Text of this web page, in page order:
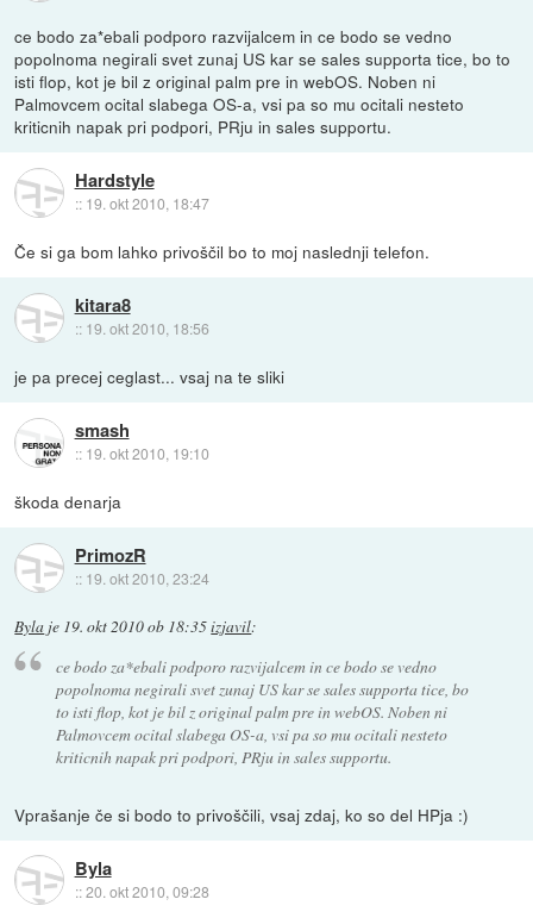
ce bodo za*ebali podporo razvijalcem in ce bodo se vedno
popolnoma negirali svet zunaj US kar se sales supporta tice, bo to
isti flop, kot je bil z original palm pre in webOS. Noben ni
Palmovcem ocital slabega OS-a, vsi pa so mu ocitali nesteto
kriticnih napak pri podpori, PRju in sales supportu.
Hardstyle
:: 19. okt 2010, 18:47
Če si ga bom lahko privoščil bo to moj naslednji telefon.
kitara8
:: 19. okt 2010, 18:56
je pa precej ceglast... vsaj na te sliki
smash
:: 19. okt 2010, 19:10
škoda denarja
PrimozR
:: 19. okt 2010, 23:24
Byla je 19. okt 2010 ob 18:35izjavil:
ce bodo za*ebali podporo razvijalcem in ce bodo se vedno
popolnoma negirali svet zunaj US kar se sales supporta tice, bo
to isti flop, kot je bil z original palm pre in webOS. Noben ni
Palmovcem ocital slabega OS-a, vsi pa so mu ocitali nesteto
kriticnih napak pri podpori, PRju in sales supportu.
Vprašanje če si bodo to privoščili, vsaj zdaj, ko so del HPja :)
Byla
::20. okt 2010, 09:28